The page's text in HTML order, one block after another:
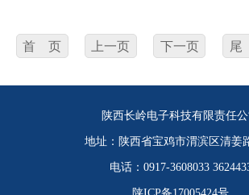
首 页 上一页 下一页
陕西长岭电子科技有限责任公
地址：陕西省宝鸡市渭滨区清姜
电话：0917-3608033